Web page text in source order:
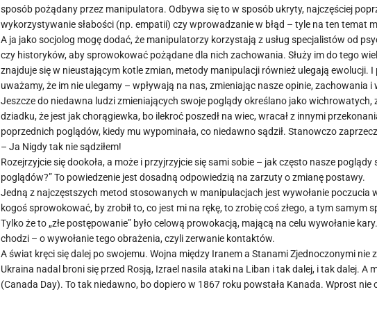
sposób pożądany przez manipulatora. Odbywa się to w sposób ukryty, najczęściej
wykorzystywanie słabości (np. empatii) czy wprowadzanie w błąd – tyle na ten temat
A ja jako socjolog mogę dodać, że manipulatorzy korzystają z usług specjalistów od
czy historyków, aby sprowokować pożądane dla nich zachowania. Służy im do tego
znajduje się w nieustającym kotle zmian, metody manipulacji również ulegają ewolucji.
uważamy, że im nie ulegamy – wpływają na nas, zmieniając nasze opinie, zachowania i
Jeszcze do niedawna ludzi zmieniających swoje poglądy określano jako wichrowatych,
dziadku, że jest jak chorągiewka, bo ilekroć poszedł na wiec, wracał z innymi
poprzednich poglądów, kiedy mu wypominała, co niedawno sądził. Stanowczo
– Ja Nigdy tak nie sądziłem!
Rozejrzyjcie się dookoła, a może i przyjrzyjcie się sami sobie – jak często nasze
poglądów?” To powiedzenie jest dosadną odpowiedzią na zarzuty o zmianę postawy.
Jedną z najczęstszych metod stosowanych w manipulacjach jest wywołanie poczucia
kogoś sprowokować, by zrobił to, co jest mi na rękę, to zrobię coś złego, a tym samym
Tylko że to „złe postępowanie” było celową prowokacją, mającą na celu wywołanie
chodzi – o wywołanie tego obrażenia, czyli zerwanie kontaktów.
A świat kręci się dalej po swojemu. Wojna między Iranem a Stanami Zjednoczonymi nie
Ukraina nadal broni się przed Rosją, Izrael nasila ataki na Liban i tak dalej, i tak dalej. A
(Canada Day). To tak niedawno, bo dopiero w 1867 roku powstała Kanada. Wprost nie